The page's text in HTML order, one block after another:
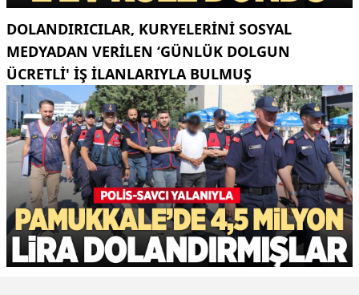
DOLANDIRICILAR, KURYELERINI SOSYAL
MEDYADAN VERILEN ‘GÜNLÜK DOLGUN
ÜCRETLI' IŞ ILANLARIYLA BULMUŞ